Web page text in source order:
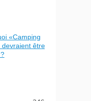
«Camping
être